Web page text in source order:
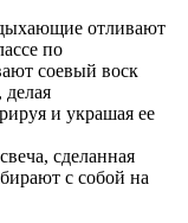
отливают
по
соевый воск
и украшая ее
сделанная
с собой на